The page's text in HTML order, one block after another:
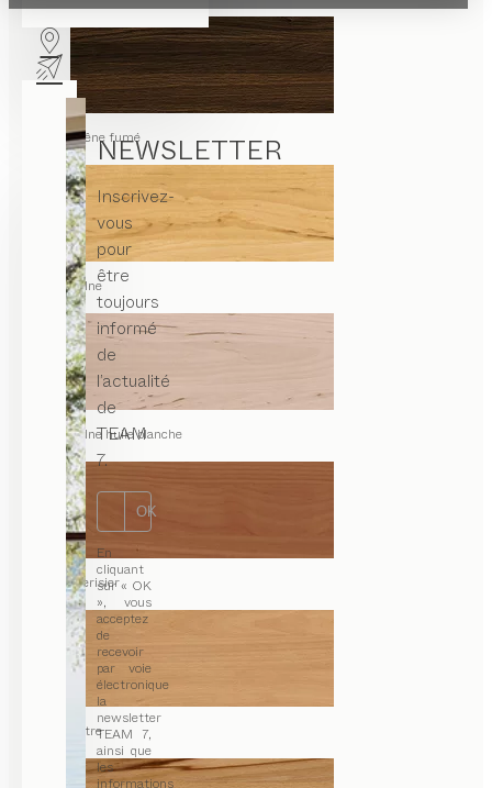
NEWSLETTER
Inscrivez-
vous
pour
être
toujours
informé
de
l’actualité
de
TEAM
7.
OK
En
cliquant
sur « OK
», vous
acceptez
de
recevoir
par voie
électronique
la
newsletter
TEAM 7,
ainsi que
les
informations
chêne fumé
aulne
aulne huile blanche
merisier
hêtre